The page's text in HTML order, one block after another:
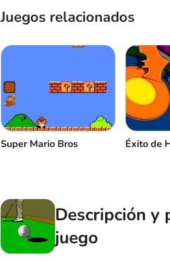
Juegos relacionados
Super Mario Bros Éxito de
Descripción y
juego